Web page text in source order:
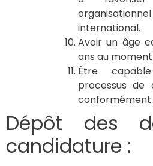
international.
Avoir un âge
ans au
Être
processus
conformément
Dépôt des
candidature :